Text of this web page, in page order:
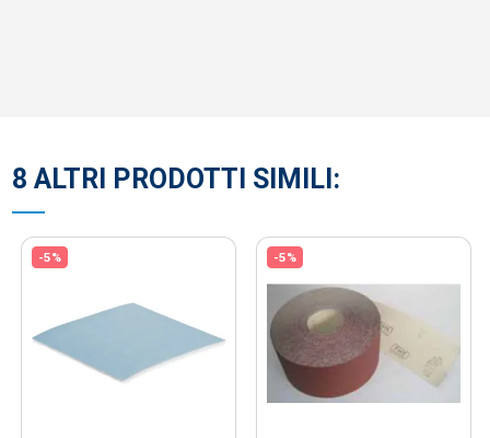
8 ALTRI PRODOTTI SIMILI:
-5% -5%